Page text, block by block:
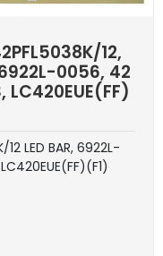
12,
6922L-0056, 42
LC420EUE(FF)
12 LED BAR, 6922L-